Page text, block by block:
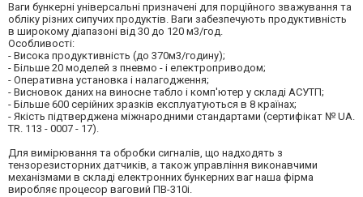
Ваги бункерні універсальні призначені для порційного зважування та
обліку різних сипучих продуктів. Ваги забезпечують продуктивність
в широкому діапазоні від 30 до 120 м3/год.
Особливості:
- Висока продуктивність (до 370м3/годину);
- Більше 20 моделей з пневмо - і електроприводом;
- Оперативна установка і налагодження;
- Висновок даних на виносне табло і комп'ютер у складі АСУТП;
- Більше 600 серійних зразків експлуатуються в 8 країнах;
- Якість підтверджена міжнародними стандартами (сертифікат № UA.
TR. 113 - 0007 - 17).
Для вимірювання та обробки сигналів, що надходять з
тензорезисторних датчиків, а також управління виконавчими
механізмами в складі електронних бункерних ваг наша фірма
виробляє процесор ваговий ПВ-310і.